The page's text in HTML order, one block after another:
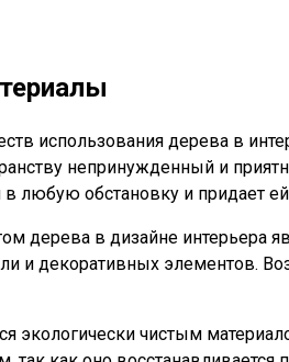
использования дерева в
непринужденный и
любую обстановку и придает ей
дерева в дизайне интерьера
и декоративных элементов.
экологически чистым